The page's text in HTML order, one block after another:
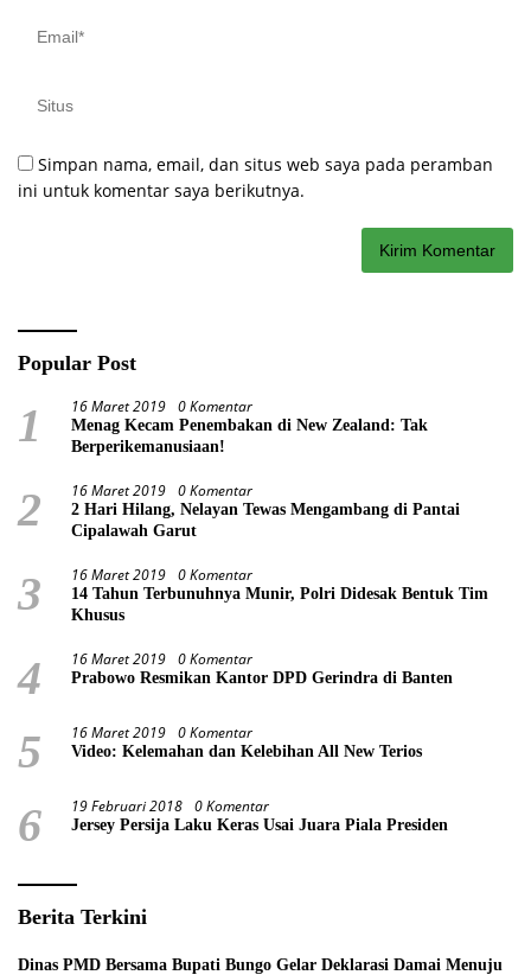
Simpan nama, email, dan situs web saya pada peramban
ini untuk komentar saya berikutnya.
Popular Post
1 16 Maret 2019 0 Komentar
Menag Kecam Penembakan di New Zealand: Tak
Berperikemanusiaan!
2 16 Maret 2019 0 Komentar
2 Hari Hilang, Nelayan Tewas Mengambang di Pantai
Cipalawah Garut
3 16 Maret 2019 0 Komentar
14 Tahun Terbunuhnya Munir, Polri Didesak Bentuk Tim
Khusus
4 16 Maret 2019 0 Komentar
Prabowo Resmikan Kantor DPD Gerindra di Banten
5 16 Maret 2019 0 Komentar
Video: Kelemahan dan Kelebihan All New Terios
6 19 Februari 2018 0 Komentar
Jersey Persija Laku Keras Usai Juara Piala Presiden
Berita Terkini
Dinas PMD Bersama Bupati Bungo Gelar Deklarasi Damai Menuju